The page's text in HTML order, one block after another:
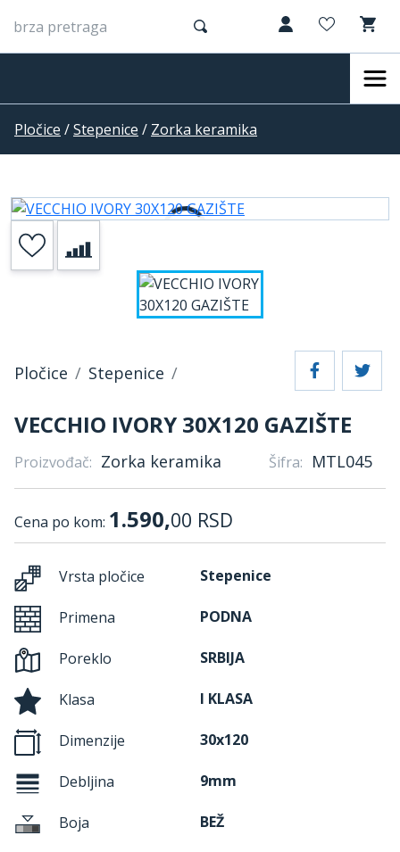
Pločice /Stepenice / Zorka keramika
Pločice Stepenice
VECCHIO IVORY 30X120 GAZIŠTE
Proizvođač: Zorka keramika Šifra: MTL045
Cena po kom: 1.590,00 RSD
Vrsta pločice Stepenice
Primena PODNA
Poreklo SRBIJA
Klasa I KLASA
Dimenzije 30x120
Debljina 9mm
Boja BEŽ